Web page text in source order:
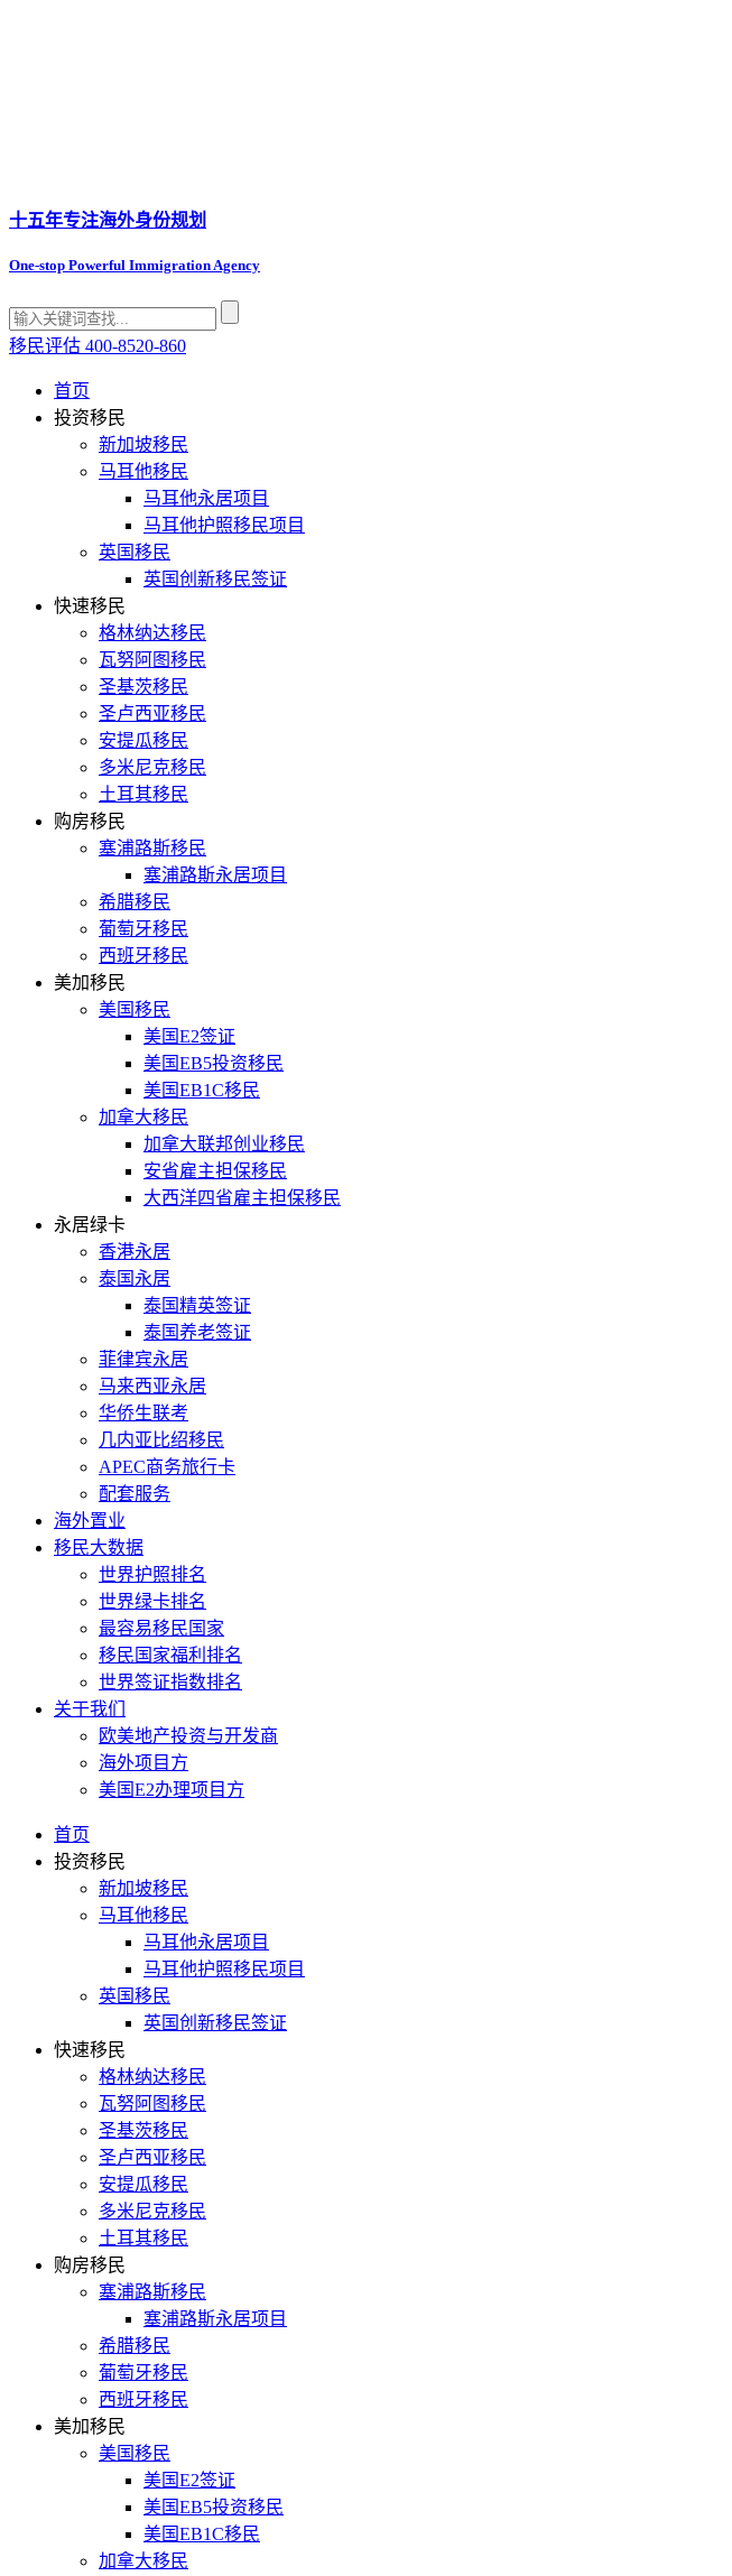
十五年专注海外身份规划
One-stop Powerful Immigration Agency
移民评估 400-8520-860
首页
投资移民
新加坡移民
马耳他移民
马耳他永居项目
马耳他护照移民项目
英国移民
英国创新移民签证
快速移民
格林纳达移民
瓦努阿图移民
圣基茨移民
圣卢西亚移民
安提瓜移民
多米尼克移民
土耳其移民
购房移民
塞浦路斯移民
塞浦路斯永居项目
希腊移民
葡萄牙移民
西班牙移民
美加移民
美国移民
美国E2签证
美国EB5投资移民
美国EB1C移民
加拿大移民
加拿大联邦创业移民
安省雇主担保移民
大西洋四省雇主担保移民
永居绿卡
香港永居
泰国永居
泰国精英签证
泰国养老签证
菲律宾永居
马来西亚永居
华侨生联考
几内亚比绍移民
APEC商务旅行卡
配套服务
海外置业
移民大数据
世界护照排名
世界绿卡排名
最容易移民国家
移民国家福利排名
世界签证指数排名
关于我们
欧美地产投资与开发商
海外项目方
美国E2办理项目方
首页
投资移民
新加坡移民
马耳他移民
马耳他永居项目
马耳他护照移民项目
英国移民
英国创新移民签证
快速移民
格林纳达移民
瓦努阿图移民
圣基茨移民
圣卢西亚移民
安提瓜移民
多米尼克移民
土耳其移民
购房移民
塞浦路斯移民
塞浦路斯永居项目
希腊移民
葡萄牙移民
西班牙移民
美加移民
美国移民
美国E2签证
美国EB5投资移民
美国EB1C移民
加拿大移民